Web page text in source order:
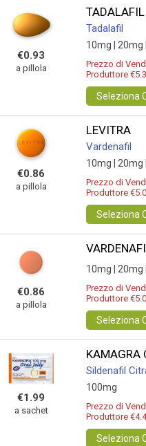
€0.93
a pillola
TADALAFIL
Tadalafil
10mg | 20mg |
Prezzo di
Produttore
Seleziona
€0.86
a pillola
LEVITRA
Vardenafil
10mg | 20mg |
Prezzo di
Produttore
Seleziona
€0.86
a pillola
10mg | 20mg |
Prezzo di
Produttore
Seleziona
€1.99
a sachet
KAMAGRA
Sildenafil
100mg
Prezzo di
Produttore
Seleziona